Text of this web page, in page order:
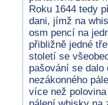
Roku 1644 tedy
dani, jímž na
osm pencí na
přibližně jedné
století se
pašování se dalo
nezákonného
více než